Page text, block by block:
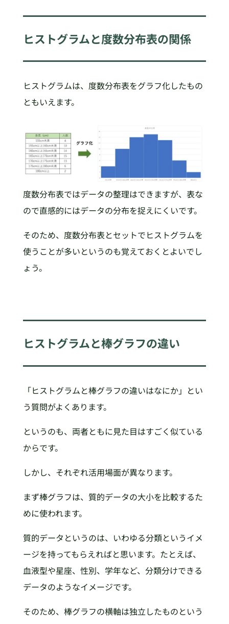
ヒストグラムと度数分布表の関係
ヒストグラムは、度数分布表をグラフ化したもの
ともいえます。
度数分布表ではデータの整理はできますが、表な
ので直感的にはデータの分布を捉えにくいです。
そのため、度数分布表とセットでヒストグラムを
使うことが多いというのも覚えておくとよいでし
ょう。
ヒストグラムと棒グラフの違い
「ヒストグラムと棒グラフの違いはなにか」とい
う質問がよくあります。
というのも、両者ともに見た目はすごく似ている
からです。
しかし、それぞれ活用場面が異なります。
まず棒グラフは、質的データの大小を比較するた
めに使われます。
質的データというのは、いわゆる分類というイメ
ージを持ってもらえればと思います。たとえば、
血液型や星座、性別、学年など、分類分けできる
データのようなイメージです。
そのため、棒グラフの横軸は独立したものという